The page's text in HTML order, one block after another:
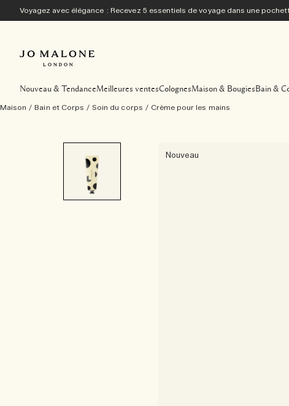
Voyagez avec élégance : Recevez 5 essentiels de voyage dans une
Nouveau & TendanceMeilleures ventesColognesMaison & BougiesBain &
Maison / Bain et Corps / Soin du corps / Crème pour les mains
Nouveau